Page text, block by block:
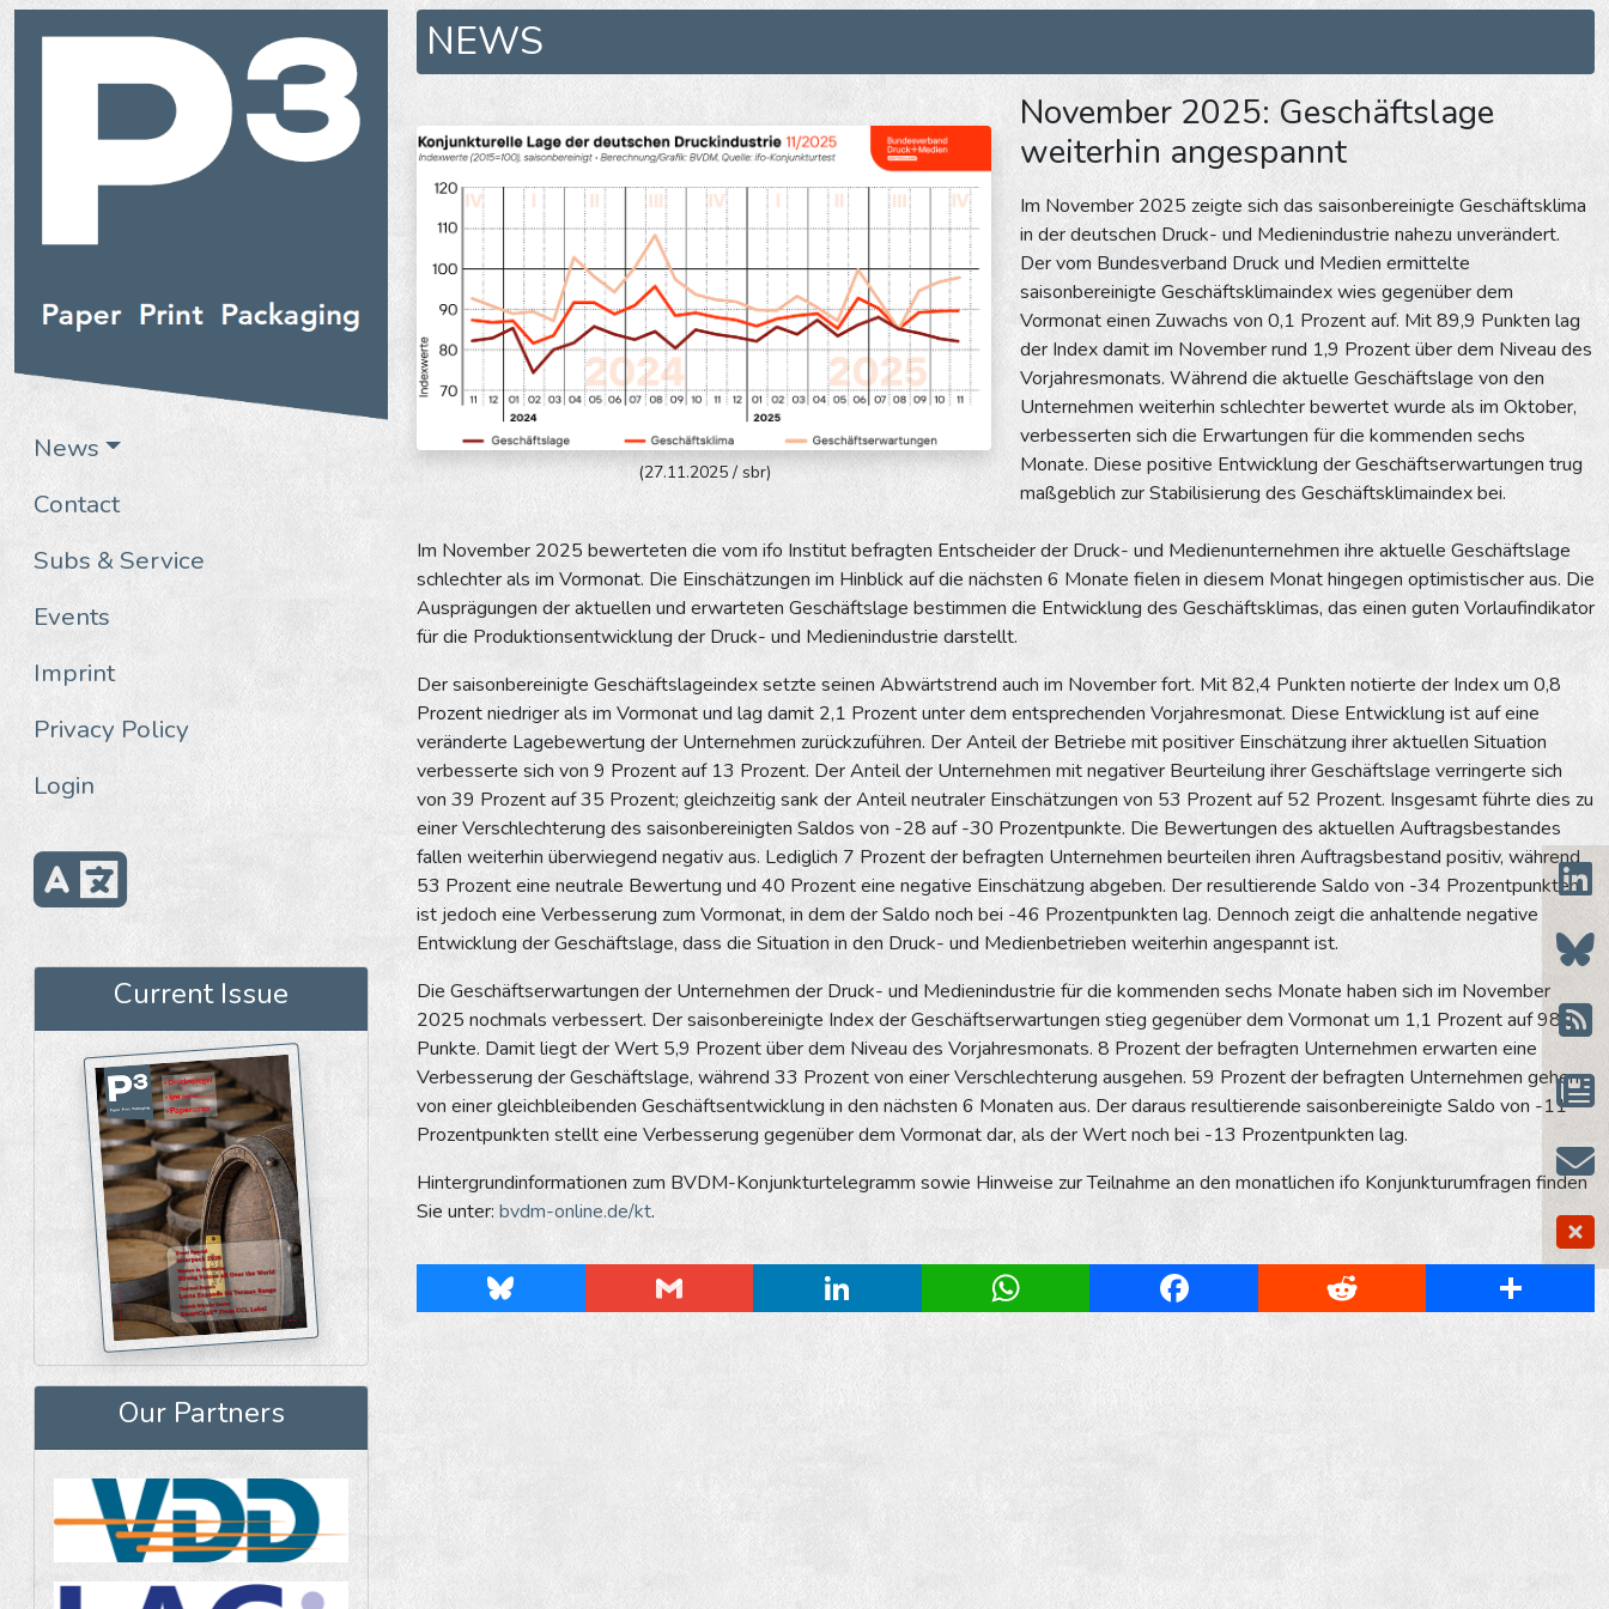
News
Contact
Subs & Service
Events
Imprint
Privacy Policy
Login
Current Issue
Our Partners
NEWS
(27.11.2025 / sbr)
November 2025: Geschäftslage
weiterhin angespannt
Im November 2025 zeigte sich das saisonbereinigte Geschäftsklima
in der deutschen Druck- und Medienindustrie nahezu unverändert.
Der vom Bundesverband Druck und Medien ermittelte
saisonbereinigte Geschäftsklimaindex wies gegenüber dem
Vormonat einen Zuwachs von 0,1 Prozent auf. Mit 89,9 Punkten lag
der Index damit im November rund 1,9 Prozent über dem Niveau des
Vorjahresmonats. Während die aktuelle Geschäftslage von den
Unternehmen weiterhin schlechter bewertet wurde als im Oktober,
verbesserten sich die Erwartungen für die kommenden sechs
Monate. Diese positive Entwicklung der Geschäftserwartungen trug
maßgeblich zur Stabilisierung des Geschäftsklimaindex bei.
Im November 2025 bewerteten die vom ifo Institut befragten Entscheider der Druck- und Medienunternehmen ihre aktuelle Geschäftslage
schlechter als im Vormonat. Die Einschätzungen im Hinblick auf die nächsten 6 Monate fielen in diesem Monat hingegen optimistischer aus. Die
Ausprägungen der aktuellen und erwarteten Geschäftslage bestimmen die Entwicklung des Geschäftsklimas, das einen guten Vorlaufindikator
für die Produktionsentwicklung der Druck- und Medienindustrie darstellt.
Der saisonbereinigte Geschäftslageindex setzte seinen Abwärtstrend auch im November fort. Mit 82,4 Punkten notierte der Index um 0,8
Prozent niedriger als im Vormonat und lag damit 2,1 Prozent unter dem entsprechenden Vorjahresmonat. Diese Entwicklung ist auf eine
veränderte Lagebewertung der Unternehmen zurückzuführen. Der Anteil der Betriebe mit positiver Einschätzung ihrer aktuellen Situation
verbesserte sich von 9 Prozent auf 13 Prozent. Der Anteil der Unternehmen mit negativer Beurteilung ihrer Geschäftslage verringerte sich
von 39 Prozent auf 35 Prozent; gleichzeitig sank der Anteil neutraler Einschätzungen von 53 Prozent auf 52 Prozent. Insgesamt führte dies zu
einer Verschlechterung des saisonbereinigten Saldos von -28 auf -30 Prozentpunkte. Die Bewertungen des aktuellen Auftragsbestandes
fallen weiterhin überwiegend negativ aus. Lediglich 7 Prozent der befragten Unternehmen beurteilen ihren Auftragsbestand positiv, während
53 Prozent eine neutrale Bewertung und 40 Prozent eine negative Einschätzung abgeben. Der resultierende Saldo von -34 Prozentpunkten
ist jedoch eine Verbesserung zum Vormonat, in dem der Saldo noch bei -46 Prozentpunkten lag. Dennoch zeigt die anhaltende negative
Entwicklung der Geschäftslage, dass die Situation in den Druck- und Medienbetrieben weiterhin angespannt ist.
Die Geschäftserwartungen der Unternehmen der Druck- und Medienindustrie für die kommenden sechs Monate haben sich im November
2025 nochmals verbessert. Der saisonbereinigte Index der Geschäftserwartungen stieg gegenüber dem Vormonat um 1,1 Prozent auf 98,1
Punkte. Damit liegt der Wert 5,9 Prozent über dem Niveau des Vorjahresmonats. 8 Prozent der befragten Unternehmen erwarten eine
Verbesserung der Geschäftslage, während 33 Prozent von einer Verschlechterung ausgehen. 59 Prozent der befragten Unternehmen gehen
von einer gleichbleibenden Geschäftsentwicklung in den nächsten 6 Monaten aus. Der daraus resultierende saisonbereinigte Saldo von -11
Prozentpunkten stellt eine Verbesserung gegenüber dem Vormonat dar, als der Wert noch bei -13 Prozentpunkten lag.
Hintergrundinformationen zum BVDM-Konjunkturtelegramm sowie Hinweise zur Teilnahme an den monatlichen ifo Konjunkturumfragen finden
Sie unter: bvdm-online.de/kt.
Bluesky Gmail LinkedIn WhatsApp Facebook Reddit Share